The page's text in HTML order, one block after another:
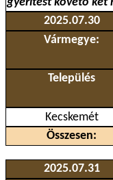
2025.07.30
Vármegye:
Település
Kecskemét
Összesen:
2025.07.31